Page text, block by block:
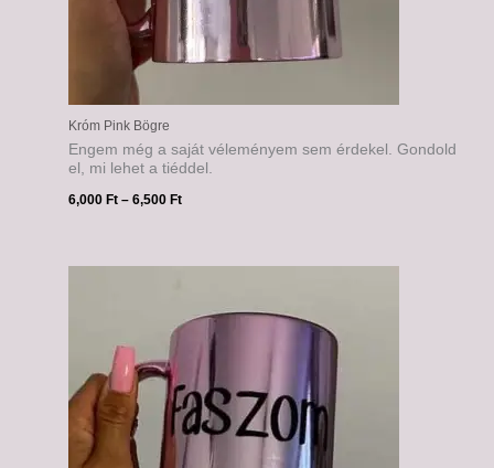
Króm Pink Bögre
Engem még a saját véleményem sem érdekel. Gondold
el, mi lehet a tiéddel.
6,000 Ft – 6,500 Ft
6,500 Ft